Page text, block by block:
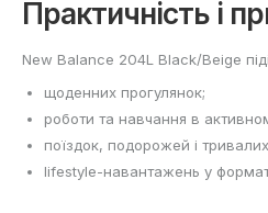
Практичність і
New Balance 204L Black/Beige
щоденних прогулянок;
роботи та навчання в
поїздок, подорожей і
lifestyle-навантажень у